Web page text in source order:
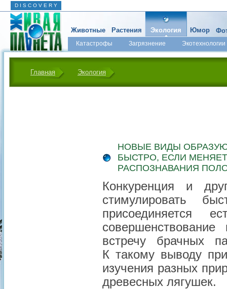
D I S C O V E R Y
Животные Растения Экология
Катастрофы Загрязнение Экотехнологии
Юмор
Главная Экология
НОВЫЕ ВИДЫ
БЫСТРО, ЕСЛИ
РАСПОЗНАВАНИЯ
Конкуренция и
стимулировать
присоединяется
встречу брачных
К такому выводу
изучения разных
древесных лягушек.